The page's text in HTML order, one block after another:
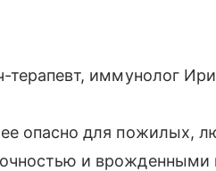
терапевт, иммунолог
опасно для пожилых,
и врожденными